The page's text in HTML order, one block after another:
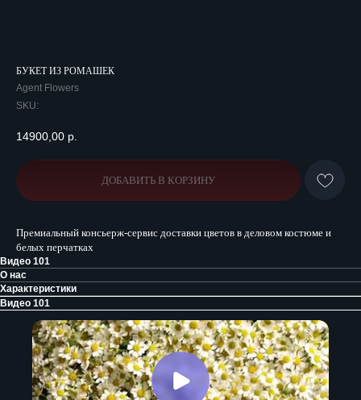
БУКЕТ ИЗ РОМАШЕК
Agent Flowers
SKU:
14900,00 р.
ДОБАВИТЬ В КОРЗИНУ
Премиальный консьерж-сервис доставки цветов в деловом костюме и
белых перчатках
Видео 101
О нас
Характеристики
Видео 101